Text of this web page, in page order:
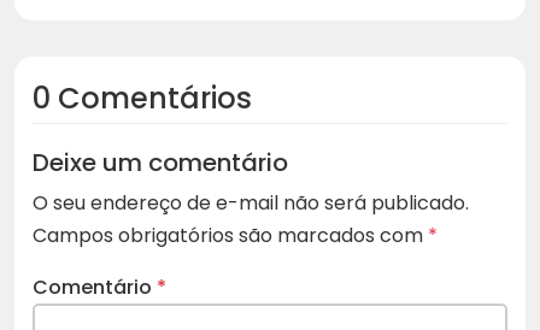
0 Comentários
Deixe um comentário
O seu endereço de e-mail não será publicado.
Campos obrigatórios são marcados com *
Comentário *